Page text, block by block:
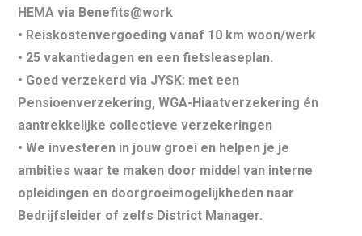
HEMA via Benefits@work
• Reiskostenvergoeding vanaf 10 km woon/werk
• 25 vakantiedagen en eenfietsleaseplan. ‍️
• Goed verzekerd via JYSK: met een
Pensioenverzekering, WGA-Hiaatverzekering én
aantrekkelijke collectieve verzekeringen
• We investeren in jouw groei en helpen je je
ambities waar te maken door middel van interne
opleidingen en doorgroeimogelijkheden naar
Bedrijfsleider of zelfs District Manager.